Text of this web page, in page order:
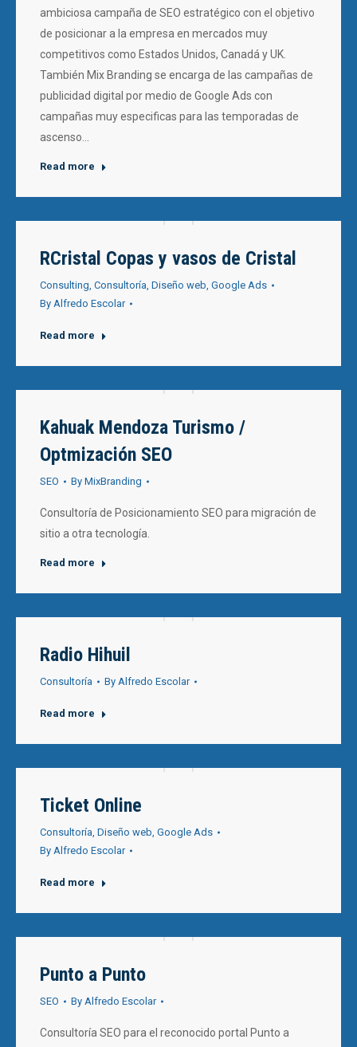
ambiciosa campaña de SEO estratégico con el objetivo
de posicionar a la empresa en mercados muy
competitivos como Estados Unidos, Canadá y UK.
También Mix Branding se encarga de las campañas de
publicidad digital por medio de Google Ads con
campañas muy especificas para las temporadas de
ascenso…
Read more
RCristal Copas y vasos de Cristal
Consulting, Consultoría, Diseño web, Google Ads
By Alfredo Escolar
Read more
Kahuak Mendoza Turismo /
Optmización SEO
SEO By MixBranding
Consultoría de Posicionamiento SEO para migración de
sitio a otra tecnología.
Read more
Radio Hihuil
Consultoría By Alfredo Escolar
Read more
Ticket Online
Consultoría, Diseño web, Google Ads
By Alfredo Escolar
Read more
Punto a Punto
SEO By Alfredo Escolar
Consultoría SEO para el reconocido portal Punto a